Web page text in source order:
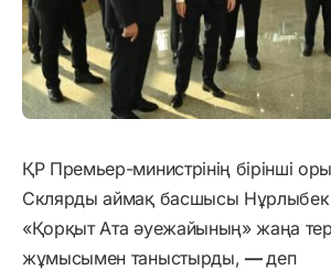
ҚР Премьер-министрінің бірінші
Склярды аймақ басшысы Нұрлыбек
«Қорқыт Ата әуежайының» жаңа
жұмысымен таныстырды, —деп